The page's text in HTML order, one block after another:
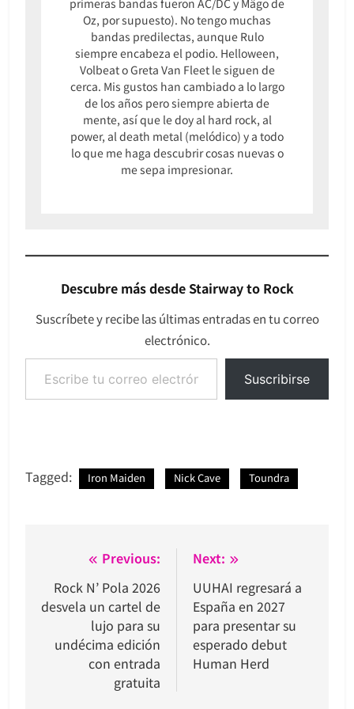
Oz, por supuesto). No tengo muchas
bandas predilectas, aunque Rulo
siempre encabeza el podio. Helloween,
Volbeat o Greta Van Fleet le siguen de
cerca. Mis gustos han cambiado a lo largo
de los años pero siempre abierta de
mente, así que le doy al hard rock, al
power, al death metal (melódico) y a todo
lo que me haga descubrir cosas nuevas o
me sepa impresionar.
Descubre más desde Stairway to Rock
Suscríbete y recibe las últimas entradas en tu correo
electrónico.
Escribe tu correo electrónico…
Suscribirse
Tagged: Iron Maiden Nick Cave Toundra
Navegación
de
entradas
Previous:
Rock N’ Pola 2026
desvela un cartel de
lujo para su
undécima edición
con entrada
gratuita
Next:
UUHAI regresará a
España en 2027
para presentar su
esperado debut
Human Herd